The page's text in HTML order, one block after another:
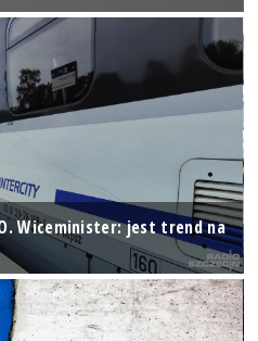
Wiceminister: jest trend na